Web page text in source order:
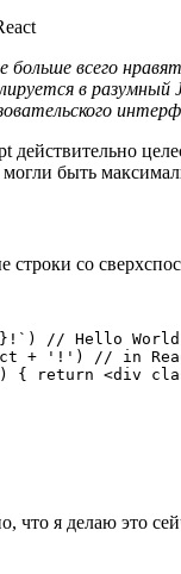
больше всего
в
действительно
быть
со
// Hello
+ '!') // in
{ return <div
что я делаю это